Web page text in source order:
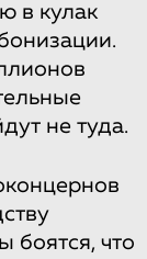
в кулак
не туда.
боятся, что